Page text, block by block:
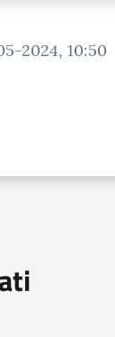
2024, 10:50